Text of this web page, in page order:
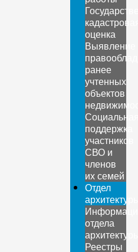
оценка
Выявление
ранее
учтенных
объектов
поддержка
участников
СВО и
членов
их семей
Отдел
отдела
Реестры